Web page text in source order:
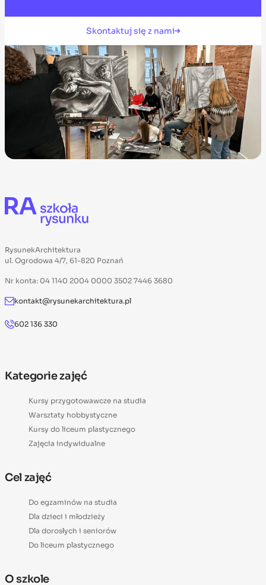
Skontaktuj się z nami
RysunekArchitektura
ul. Ogrodowa 4/7, 61-820 Poznań
Nr konta: 04 1140 2004 0000 3502 7446 3680
kontakt@rysunekarchitektura.pl
602 136 330
Kategorie zajęć
Kursy przygotowawcze na studia
Warsztaty hobbystyczne
Kursy do liceum plastycznego
Zajęcia indywidualne
Cel zajęć
Do egzaminów na studia
Dla dzieci i młodzieży
Dla dorosłych i seniorów
Do liceum plastycznego
O szkole